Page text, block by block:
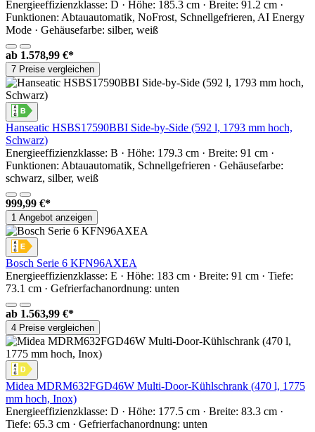
Energieeffizienzklasse: D · Höhe: 185.3 cm · Breite: 91.2 cm ·
Funktionen: Abtauautomatik, NoFrost, Schnellgefrieren, AI Energy
Mode · Gehäusefarbe: silber, weiß
ab 1.578,99 €*
7 Preise vergleichen
Hanseatic HSBS17590BBI Side-by-Side (592 l, 1793 mm hoch,
Schwarz)
Energieeffizienzklasse: B · Höhe: 179.3 cm · Breite: 91 cm ·
Funktionen: Abtauautomatik, Schnellgefrieren · Gehäusefarbe:
schwarz, silber, weiß
999,99 €*
1 Angebot anzeigen
Bosch Serie 6 KFN96AXEA
Energieeffizienzklasse: E · Höhe: 183 cm · Breite: 91 cm · Tiefe:
73.1 cm · Gefrierfachanordnung: unten
ab 1.563,99 €*
4 Preise vergleichen
Midea MDRM632FGD46W Multi-Door-Kühlschrank (470 l, 1775
mm hoch, Inox)
Energieeffizienzklasse: D · Höhe: 177.5 cm · Breite: 83.3 cm ·
Tiefe: 65.3 cm · Gefrierfachanordnung: unten